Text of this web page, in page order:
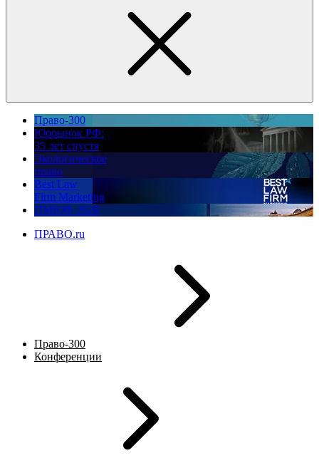
Право-300
Юррынок РФ:
35 лет спустя
Экологическое
право
Best Law
Firm Marketing
ПМЮФ 2026
ПРАВО.ru
Право-300
Конференции